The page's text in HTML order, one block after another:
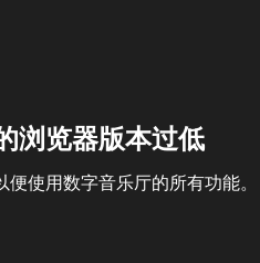
浏览器版本过低
使用数字音乐厅的所有功能。